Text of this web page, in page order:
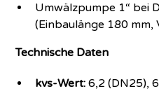
Umwälzpumpe 1“ bei
(Einbaulänge 180 mm,
Technische Daten
kvs-Wert: 6,2 (DN25),